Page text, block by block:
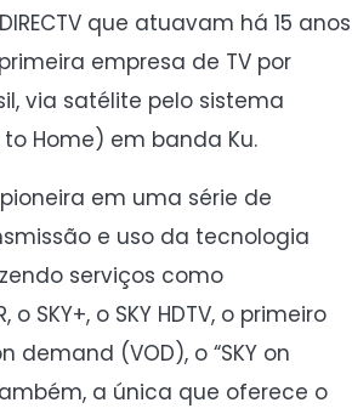
que atuavam há 15 anos
empresa de TV por
via satélite pelo sistema
Home) em banda Ku.
em uma série de
e uso da tecnologia
serviços como
SKY+, o SKY HDTV, o primeiro
demand (VOD), o “SKY on
a única que oferece o